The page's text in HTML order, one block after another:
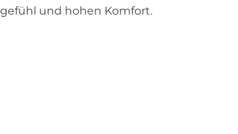
und hohen Komfort.